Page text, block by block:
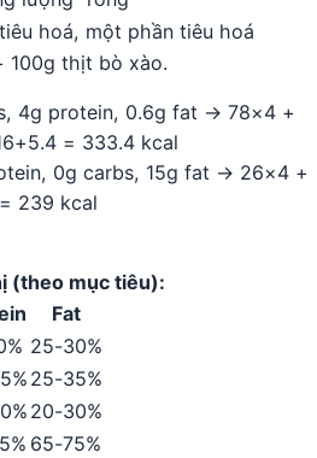
hoá, một phần tiêu hoá
100g thịt bò xào.
4g protein, 0.6g fat → 78×4 +
= 333.4 kcal
0g carbs, 15g fat → 26×4 +
239 kcal
(theo mục tiêu):
Fat
25-30%
25-35%
20-30%
65-75%